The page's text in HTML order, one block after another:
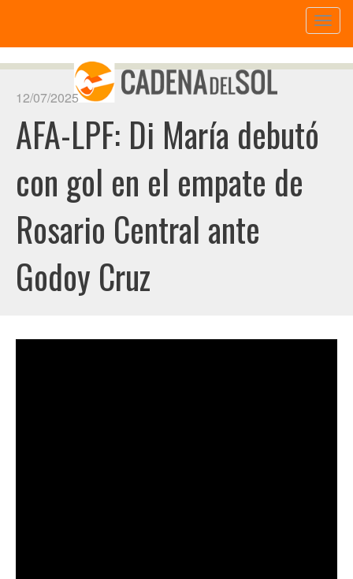
12/07/2025
AFA-LPF: Di María debutó
con gol en el empate de
Rosario Central ante
Godoy Cruz